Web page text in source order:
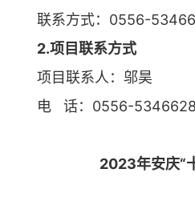
联系方式：0556-
2.项目联系方式
项目联系人：邬昊
电 话：0556-5346628
2023年安庆“